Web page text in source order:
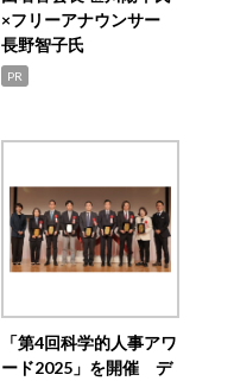
×フリーアナウンサー
長野智子氏
PR
「第4回科学的人事アワ
ード2025」を開催 デ